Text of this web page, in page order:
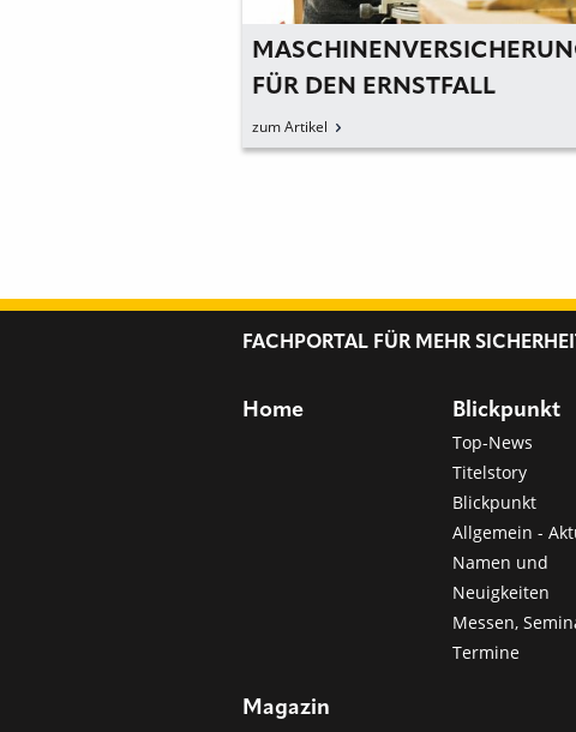
FÜR DEN ERNSTFALL
zum Artikel
FACHPORTAL FÜR MEHR
Home Blickpunkt
Top-News
Titelstory
Blickpunkt
Allgemein -
Namen und
Neuigkeiten
Messen,
Termine
Magazin